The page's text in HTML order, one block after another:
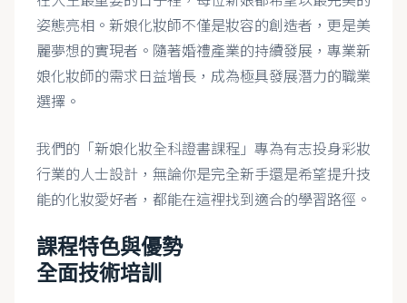
姿態亮相。新娘化妝師不僅是妝容的創造者，更是美
麗夢想的實現者。隨著婚禮產業的持續發展，專業新
娘化妝師的需求日益增長，成為極具發展潛力的職業
選擇。
我們的「新娘化妝全科證書課程」專為有志投身彩妝
行業的人士設計，無論你是完全新手還是希望提升技
能的化妝愛好者，都能在這裡找到適合的學習路徑。
課程特色與優勢
全面技術培訓